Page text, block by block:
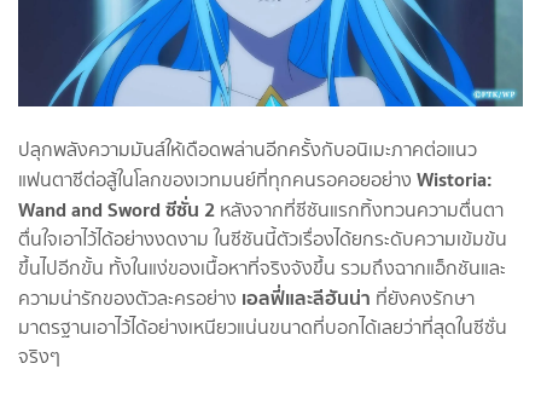
ปลุกพลังความมันส์ให้เดือดพล่านอีกครั้งกับอนิเมะภาคต่อแนว
แฟนตาซีต่อสู้ในโลกของเวทมนย์ที่ทุกคนรอคอยอย่าง Wistoria:
Wand and Sword ซีซั่น 2 หลังจากที่ซีซันแรกทิ้งทวนความตื่นตา
ตื่นใจเอาไว้ได้อย่างงดงาม ในซีซันนี้ตัวเรื่องได้ยกระดับความเข้มข้น
ขึ้นไปอีกขั้น ทั้งในแง่ของเนื้อหาที่จริงจังขึ้น รวมถึงฉากแอ็กชันและ
ความน่ารักของตัวละครอย่าง เอลฟี่และลีฮันน่า ที่ยังคงรักษา
มาตรฐานเอาไว้ได้อย่างเหนียวแน่นขนาดที่บอกได้เลยว่าที่สุดในซีซั่น
จริงๆ